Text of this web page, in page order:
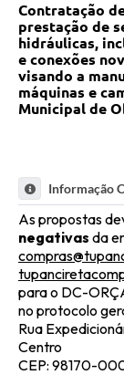
Contratação
prestação de
hidráulicas,
e conexões
visando a
máquinas e
Municipal de
Informação
As propostas
negativas da
para o DC-
no protocolo
Rua
Centro
CEP: 98170-